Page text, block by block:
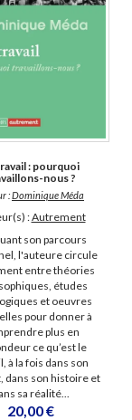
: pourquoi
nous ?
:Dominique Méda
:Autrement
son parcours
l'auteure circule
entre théories
études
et oeuvres
pour donner à
plus en
ce qu’est le
à la fois dans son
dans son histoire et
sa réalité...
20,00 €